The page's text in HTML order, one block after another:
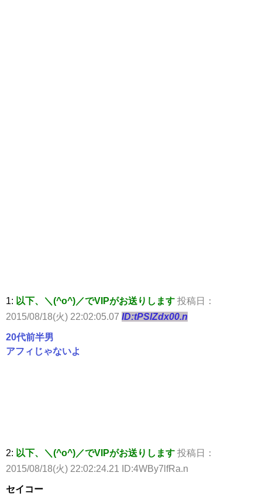
1: 以下、＼(^o^)／でVIPがお送りします 投稿日：
2015/08/18(火) 22:02:05.07 ID:tPSlZdx00.n
20代前半男
アフィじゃないよ
2: 以下、＼(^o^)／でVIPがお送りします 投稿日：
2015/08/18(火) 22:02:24.21 ID:4WBy7lfRa.n
セイコー